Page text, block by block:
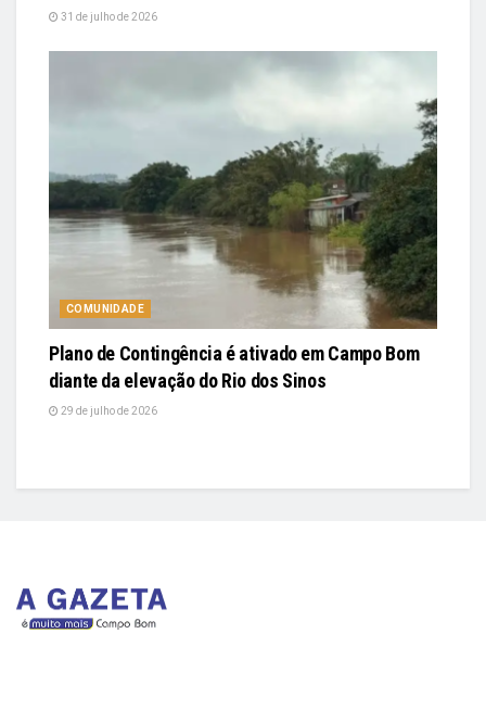
31 de julho de 2026
COMUNIDADE
Plano de Contingência é ativado em Campo Bom
diante da elevação do Rio dos Sinos
29 de julho de 2026